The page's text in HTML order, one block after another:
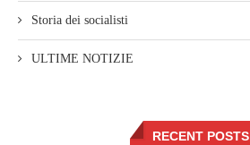
Storia dei socialisti
ULTIME NOTIZIE
RECENT POSTS